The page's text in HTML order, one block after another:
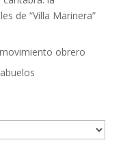
de “Villa Marinera”
obrero